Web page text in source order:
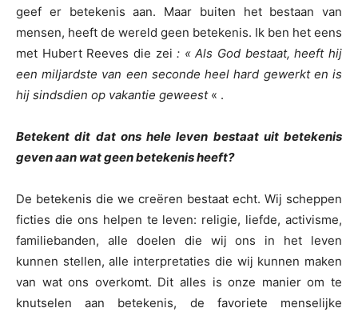
geef er betekenis aan. Maar buiten het bestaan van
mensen, heeft de wereld geen betekenis. Ik ben het eens
met Hubert Reeves die zei: « Als God bestaat, heeft hij
een miljardste van een seconde heel hard gewerkt en is
hij sindsdien op vakantie geweest « .
Betekent dit dat ons hele leven bestaat uit betekenis
geven aan wat geen betekenis heeft?
De betekenis die we creëren bestaat echt. Wij scheppen
ficties die ons helpen te leven: religie, liefde, activisme,
familiebanden, alle doelen die wij ons in het leven
kunnen stellen, alle interpretaties die wij kunnen maken
van wat ons overkomt. Dit alles is onze manier om te
knutselen aan betekenis, de favoriete menselijke